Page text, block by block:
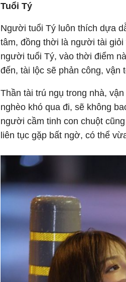
Tuổi Tý
Người tuổi Tý luôn thích dựa
tâm, đồng thời là người tài
người tuổi Tý, vào thời điểm
đến, tài lộc sẽ phản công, vận
Thần tài trú ngụ trong nhà,
nghèo khó qua đi, sẽ không
người cầm tinh con chuột
liên tục gặp bất ngờ, có thể